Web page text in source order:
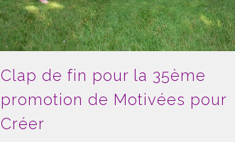
Clap de fin pour la 35ème
promotion de Motivées pour
Créer